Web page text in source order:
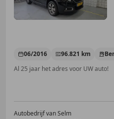
06/2016 96.821 km
Al 25 jaar het adres voor UW auto!
Autobedrijf van Selm